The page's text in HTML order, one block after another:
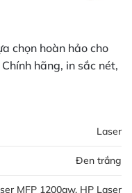
chọn hoàn hảo cho
hãng, in sắc nét,
Laser
Đen trắng
MFP 1200aw, HP Laser